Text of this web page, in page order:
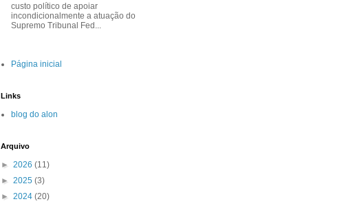
custo político de apoiar
incondicionalmente a atuação do
Supremo Tribunal Fed...
Página inicial
Links
blog do alon
Arquivo
► 2026 (11)
► 2025 (3)
► 2024 (20)